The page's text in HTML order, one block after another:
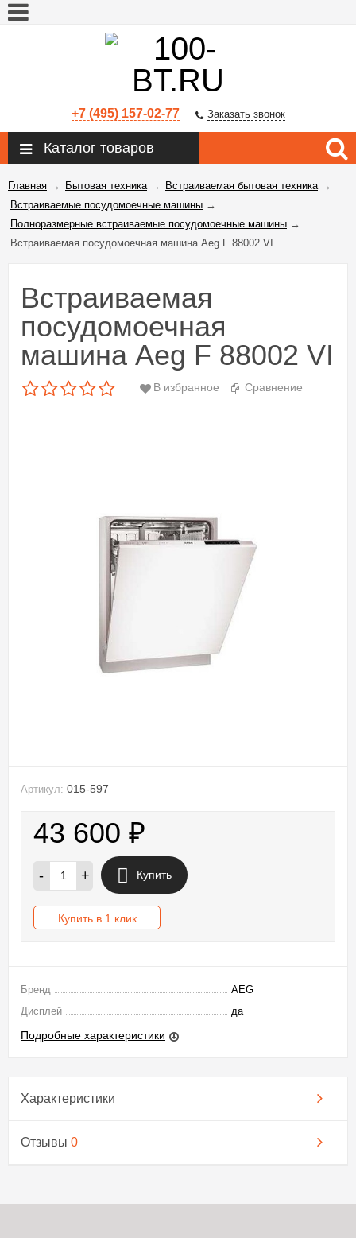
+7 (495) 157-02-77 Заказать звонок
Каталог товаров
Главная → Бытовая техника→ Встраиваемая бытовая техника→
Встраиваемые посудомоечные машины →
Полноразмерные встраиваемые посудомоечные машины →
Встраиваемая посудомоечная машина Aeg F 88002 VI
Встраиваемая
посудомоечная
машина Aeg F 88002 VI
В избранное Сравнение
Артикул: 015-597
43 600 ₽
- + Купить
Купить в 1 клик
Бренд
AEG
Дисплей
да
Подробные характеристики
Характеристики
Отзывы 0